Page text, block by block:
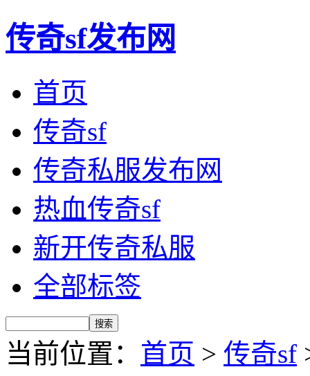
传奇sf发布网
首页
传奇sf
传奇私服发布网
热血传奇sf
新开传奇私服
全部标签
当前位置： 首页 > 传奇sf